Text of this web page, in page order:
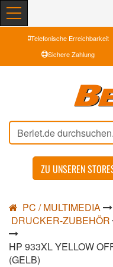
Telefonische Erreichbarkeit
Sichere Zahlung
ZU UNSEREN
PC / MULTIMEDIA
DRUCKER-ZUBEHÖR
HP 933XL YELLOW
(GELB)